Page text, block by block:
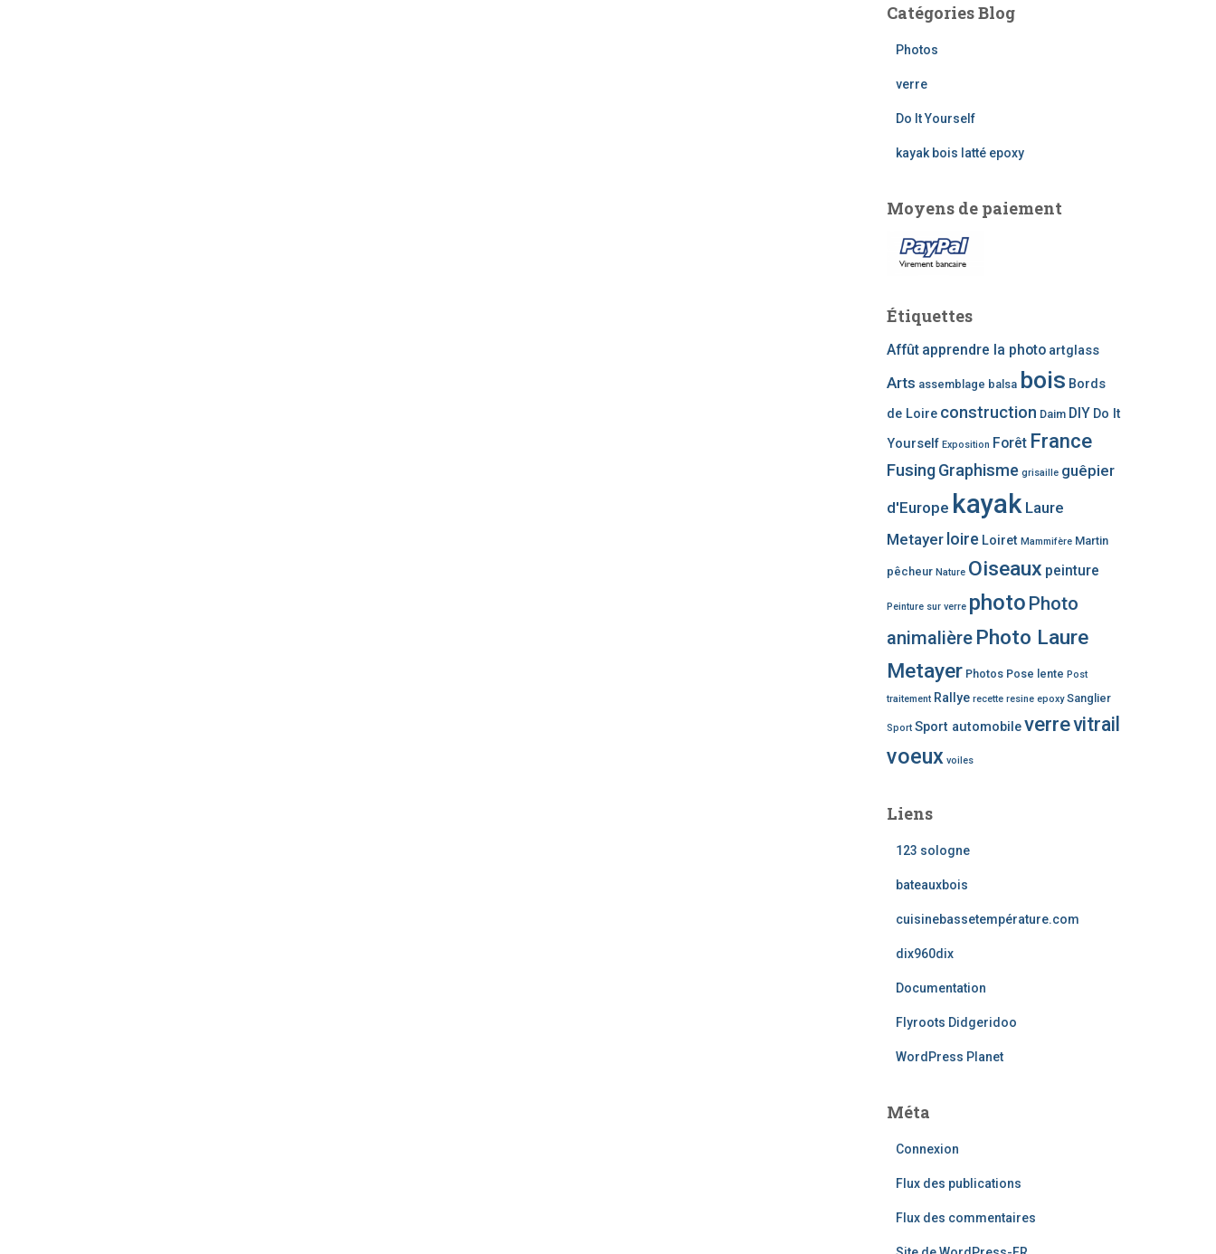
e
:
Catégories Blog
Photos
verre
Do It Yourself
kayak bois latté epoxy
Moyens de paiement
Étiquettes
Affût apprendre la photo artglass
Arts assemblage balsa bois Bords
de Loire construction Daim DIY Do It
Yourself Exposition Forêt France
Fusing Graphisme grisaille guêpier
d'Europe kayak Laure
Metayer loire Loiret Mammifère Martin
pêcheur Nature Oiseaux peinture
Peinture sur verre photo Photo
animalière Photo Laure
Metayer Photos Pose lente Post
traitement Rallye recette resine epoxy Sanglier
Sport Sport automobile verrevitrail
voeux voiles
Liens
123 sologne
bateauxbois
cuisinebassetempérature.com
dix960dix
Documentation
Flyroots Didgeridoo
WordPress Planet
Méta
Connexion
Flux des publications
Flux des commentaires